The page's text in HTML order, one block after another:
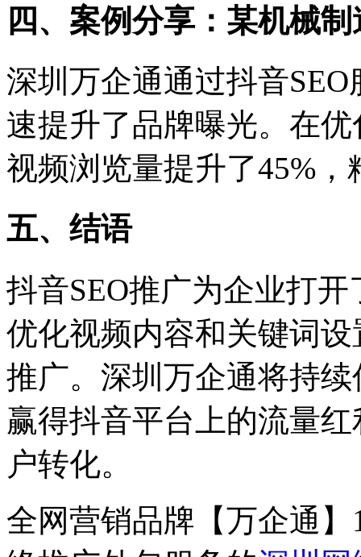
四、案例分享：某机械
深圳万企通通过抖音SEO
速提升了品牌曝光。在优
视频浏览量提升了45%
五、结语
抖音SEO推广为企业打开
优化视频内容和关键词
推广。深圳万企通将持
赢得抖音平台上的流量
户转化。
全网营销品牌【万企通】